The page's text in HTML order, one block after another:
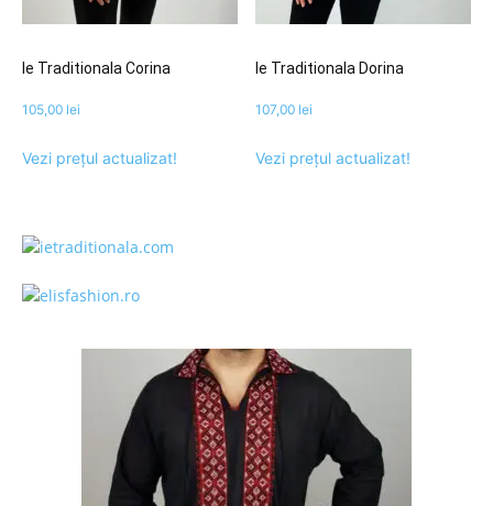
Ie Traditionala Corina
105,00 lei
Vezi prețul actualizat!
Ie Traditionala Dorina
107,00 lei
Vezi prețul actualizat!